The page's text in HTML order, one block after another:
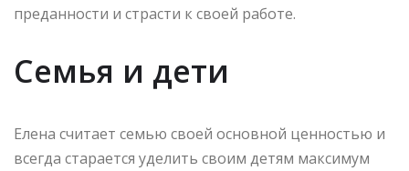
преданности и страсти к своей работе.
Семья и дети
Елена считает семью своей основной ценностью и
всегда старается уделить своим детям максимум